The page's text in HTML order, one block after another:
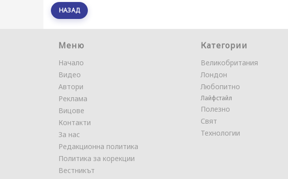
НАЗАД
Меню
Начало
Видео
Автори
Реклама
Вицове
Контакти
За нас
Редакционна политика
Политика за корекции
Вестникът
Категории
Великобритания
Лондон
Любопитно
Лайфстайл
Полезно
Свят
Технологии